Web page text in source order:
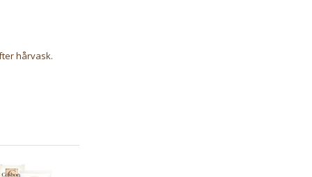
hårvask.